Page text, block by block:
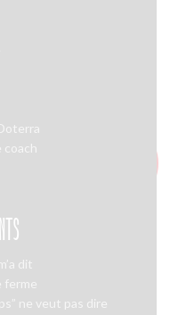
coach
dit
ferme
ne veut pas dire